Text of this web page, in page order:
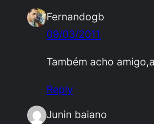
Fernandogb
09/03/2011
Também acho
Reply
Junin baiano